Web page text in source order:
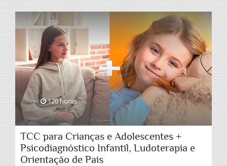
120 horas
TCC para Crianças e Adolescentes +
Psicodiagnóstico Infantil, Ludoterapia e
Orientação de Pais